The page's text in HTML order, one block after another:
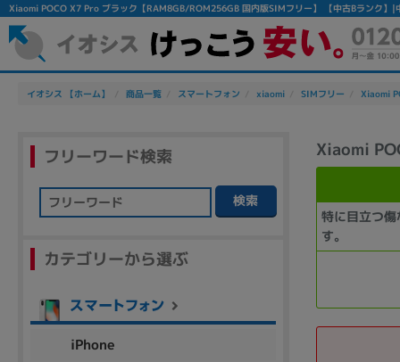
Xiaomi POCO X7 Pro ブラック【RAM8GB/ROM256GB 国内版SIMフリー】 【中古Bランク】|
イオシス 【ホーム】 商品一覧 スマートフォン xiaomi SIMフリー Xiaomi
Xiaomi
特に目立つ
す。
フリーワード検索
検索
カテゴリーから選ぶ
iPhone
除外ワード
人気の検索ワード：Let's note EliteBook